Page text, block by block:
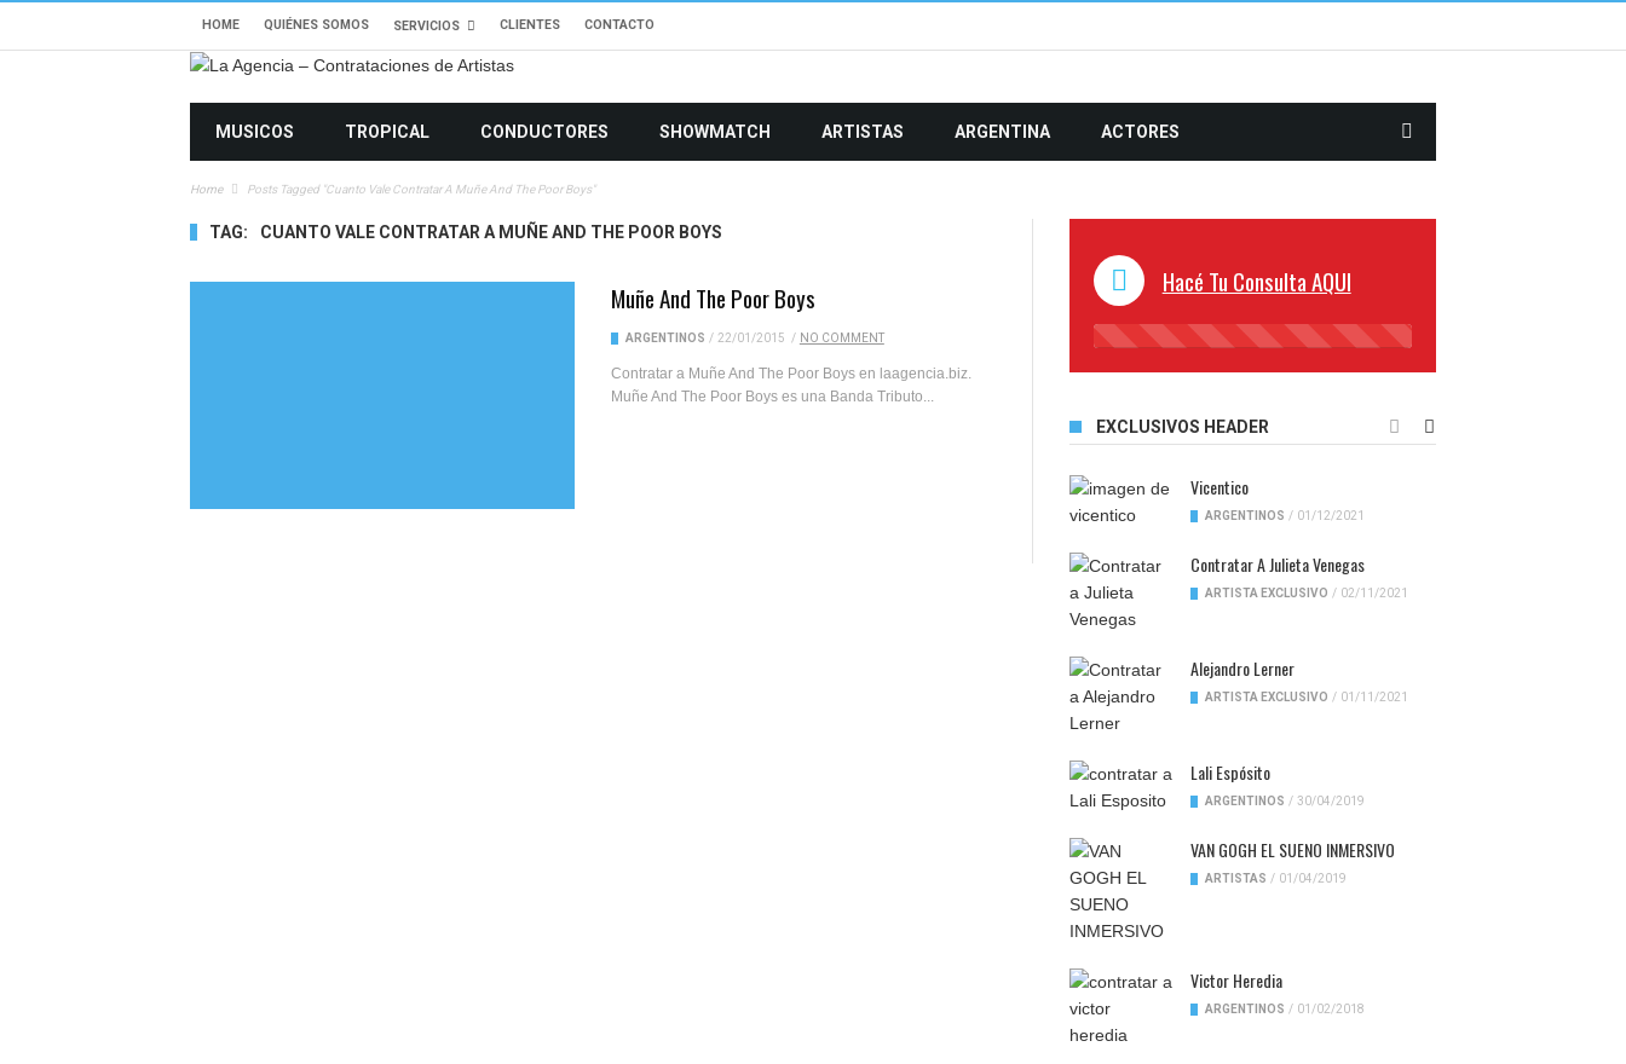
HOME QUIÉNES SOMOS SERVICIOS CLIENTES CONTACTO
MUSICOS TROPICAL CONDUCTORES SHOWMATCH ARTISTAS ARGENTINA ACTORES
Home Posts Tagged "cuanto Vale Contratar A Muñe And The Poor Boys"
TAG: CUANTO VALE CONTRATAR A MUÑE AND THE POOR BOYS
Muñe And The Poor Boys
ARGENTINOS / 22/01/2015 / NO COMMENT
Contratar a Muñe And The Poor Boys en laagencia.biz.
Muñe And The Poor Boys es una Banda Tributo...
Hacé Tu Consulta AQUI
45%
EXCLUSIVOS HEADER
Vicentico
ARGENTINOS / 01/12/2021
Contratar A Julieta Venegas
ARTISTA EXCLUSIVO / 02/11/2021
Alejandro Lerner
ARTISTA EXCLUSIVO / 01/11/2021
Lali Espósito
ARGENTINOS / 30/04/2019
VAN GOGH EL SUENO INMERSIVO
ARTISTAS / 01/04/2019
Victor Heredia
ARGENTINOS / 01/02/2018